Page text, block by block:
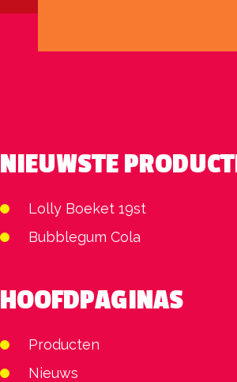
NIEUWSTE
Lolly Boeket 19st
Bubblegum Cola
HOOFDPAGINAS
Producten
Nieuws